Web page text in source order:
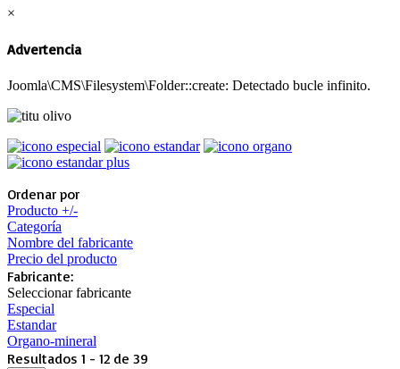
×
Advertencia
Joomla\CMS\Filesystem\Folder::create: Detectado bucle infinito.
Ordenar por
Producto +/-
Categoría
Nombre del fabricante
Precio del producto
Fabricante:
Seleccionar fabricante
Especial
Estandar
Organo-mineral
Resultados 1 - 12 de 39